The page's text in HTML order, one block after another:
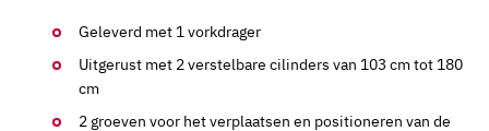
Geleverd met 1 vorkdrager
Uitgerust met 2 verstelbare cilinders van 103 cm tot 180
cm
2 groeven voor het verplaatsen en positioneren van de